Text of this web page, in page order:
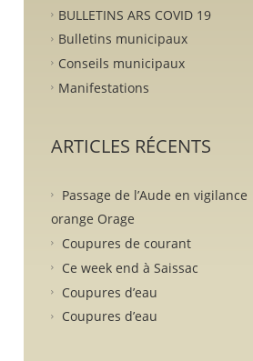
BULLETINS ARS COVID 19
Bulletins municipaux
Conseils municipaux
Manifestations
ARTICLES RÉCENTS
Passage de l’Aude en vigilance
orange Orage
Coupures de courant
Ce week end à Saissac
Coupures d’eau
Coupures d’eau